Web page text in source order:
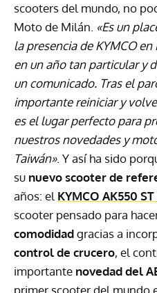
scooters del mundo, no
Moto de Milán. «Es un
la presencia de KYMCO
en un año tan particular y
un comunicado. Tras el
importante reiniciar y
es el lugar perfecto para
nuestros novedades y
Taiwán». Y así ha sido
su nuevo scooter de
años: el KYMCO AK550
scooter pensado para
comodidadgracias a
control de crucero, el
importante novedad del
primer scooter del mundo